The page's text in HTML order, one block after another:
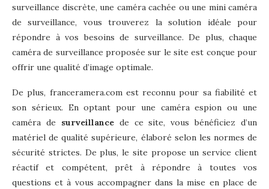
surveillance discrète, une caméra cachée ou une mini caméra
de surveillance, vous trouverez la solution idéale pour
répondre à vos besoins de surveillance. De plus, chaque
caméra de surveillance proposée sur le site est conçue pour
offrir une qualité d’image optimale.
De plus, franceramera.com est reconnu pour sa fiabilité et
son sérieux. En optant pour une caméra espion ou une
caméra de surveillancede ce site, vous bénéficiez d’un
matériel de qualité supérieure, élaboré selon les normes de
sécurité strictes. De plus, le site propose un service client
réactif et compétent, prêt à répondre à toutes vos
questions et à vous accompagner dans la mise en place de